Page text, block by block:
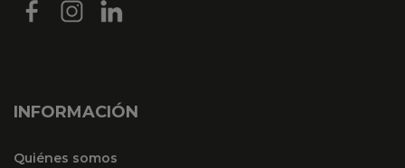
INFORMACIÓN
Quiénes somos